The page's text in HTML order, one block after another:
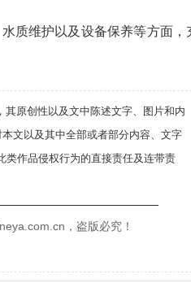
质维护以及设备保养等方面，
原创性以及文中陈述文字、图片和内
文以及其中全部或者部分内容、文字
类作品侵权行为的直接责任及连带责
，盗版必究！